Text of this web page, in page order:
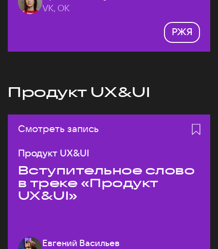
VK, ОК
РЖЯ
Продукт UX&UI
Смотреть запись
Продукт UX&UI
Вступительное слово
в треке «Продукт
UX&UI»
Евгений Васильев